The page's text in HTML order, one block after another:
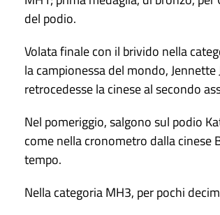
del podio.
Volata finale con il brivido nella
la campionessa del mondo,
retrocedesse la cinese al secondo
Nel pomeriggio, salgono sul podio
come nella cronometro dalla cinese
tempo.
Nella categoria MH3, per pochi